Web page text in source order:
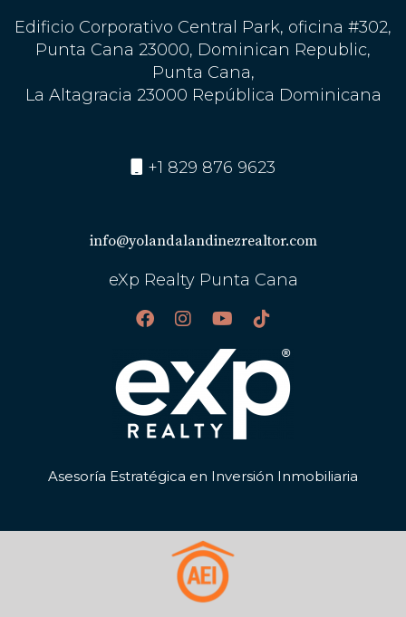
Edificio Corporativo Central Park, oficina #302,
Punta Cana 23000, Dominican Republic,
Punta Cana,
La Altagracia 23000 República Dominicana
+1 829 876 9623
info@yolandalandinezrealtor.com
eXp Realty Punta Cana
Asesoría Estratégica en Inversión Inmobiliaria